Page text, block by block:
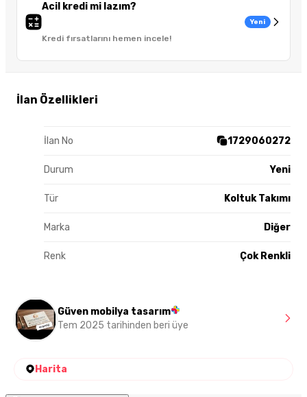
Acil kredi mi lazım?
Kredi fırsatlarını hemen incele!
Yeni
İlan Özellikleri
İlan No 1729060272
Durum Yeni
Tür Koltuk Takımı
Marka Diğer
Renk Çok Renkli
Güven mobilya tasarım
Tem 2025 tarihinden beri üye
Harita